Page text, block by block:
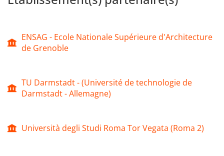
ENSAG - Ecole Nationale Supérieure d'Architecture
de Grenoble
TU Darmstadt - (Université de technologie de
Darmstadt - Allemagne)
Università degli Studi Roma Tor Vegata (Roma 2)